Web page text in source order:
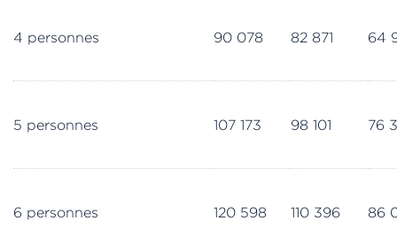
4 personnes 90 078 82 871 64
5 personnes 107 173 98 101 76
6 personnes 120 598 110 396 86